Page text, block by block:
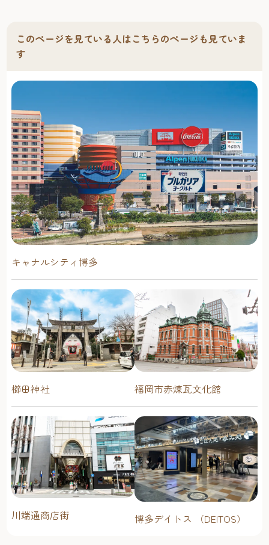
このページを見ている人はこちらのページも見ていま
す
キャナルシティ博多
櫛田神社 福岡市赤煉瓦文化館
川端通商店街 博多デイトス （DEITOS）